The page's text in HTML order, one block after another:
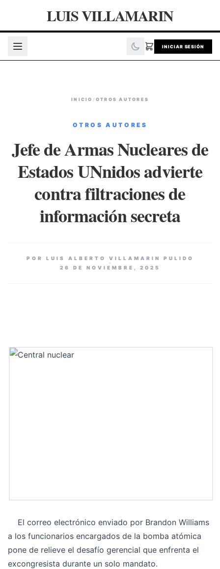
LUIS VILLAMARIN
INICIAR SESIÓN
INICIO / OTROS AUTORES
OTROS AUTORES
Jefe de Armas Nucleares de
Estados UNnidos advierte
contra filtraciones de
información secreta
POR LUIS ALBERTO VILLAMARIN PULIDO
26 DE NOVIEMBRE, 2025
El correo electrónico enviado por Brandon Williams
a los funcionarios encargados de la bomba atómica
pone de relieve el desafío gerencial que enfrenta el
excongresista durante un solo mandato.